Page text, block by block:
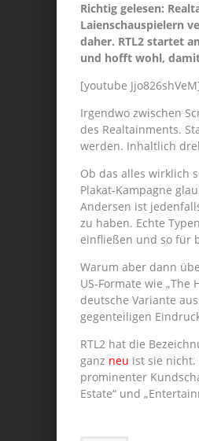
Richtig gelesen:
Laienschauspielern
daher. RTL2 startet
und hofft wohl,
[youtube
Irgendwo zwischen
des Realtainments.
werden. Inhaltlich
Ob das alles wirklich
Plakat-Kampagne
Andersen ist
zu haben. Echte
einfließen und so für
Warum aber dann
US-Formate wie
deutsche Variante
gegenteiligen
RTL2 hat die
ganz neu ist sie nicht.
prominenter
Estate“ und